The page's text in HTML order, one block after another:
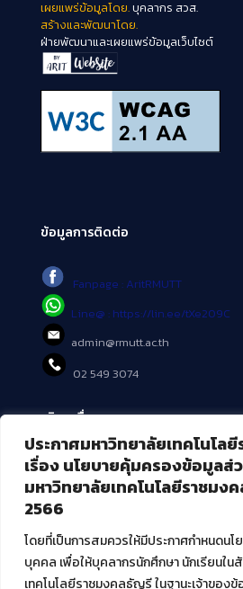
ประกาศมหาวิทยาลัยเทคโนโล
เรื่อง นโยบายคุ้มครองข้อมูลส่
มหาวิทยาลัยเทคโนโลยีราชม
2566
โดยที่เป็นการสมควรให้มีประกาศกำหนดน
บุคคล เพื่อให้บุคลากรนักศึกษา นักเรียนใน
เทคโนโลยีราชมงคลธัญรี ในฐานะเจ้าขอ
เผยแพร่ข้อมูลโดย.บุคลากร สวส.
สร้างและพัฒนาโดย.
ฝ่ายพัฒนาและเผยแพร่ข้อมูลเว็บไซต์
ข้อมูลการติดต่อ
Fanpage : AritRMUTT
Line@ : https://lin.ee/tXe209C
admin@rmutt.ac.th
02 549 3074
บริการอื่นๆ ของ สวส.
ศูนย์สื่อดิจิทัล
ศูนย์นวัตกรรมและความรู้
ศูนย์พัฒนาและบริการนวัตกรรมดิจิทัล
สมัยใหม่ (MoSeC)
งานบริการวิชาการให้กับหน่วยงานภา